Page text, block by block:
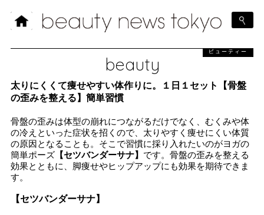
beauty
ビューティー
太りにくくて痩せやすい体作りに。１日１セット【骨盤
の歪みを整える】簡単習慣
骨盤の歪みは体型の崩れにつながるだけでなく、むくみや体
の冷えといった症状を招くので、太りやすく痩せにくい体質
の原因となることも。そこで習慣に採り入れたいのがヨガの
簡単ポーズ 【セツバンダーサナ】 です。骨盤の歪みを整える
効果とともに、脚痩せやヒップアップにも効果を期待できま
す。
【セツバンダーサナ】